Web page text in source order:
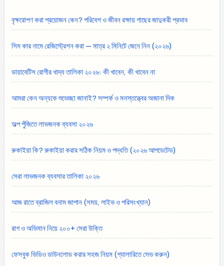
বৃক্ষরোপণ করা প্রয়োজন কেন? পরিবেশ ও জীবন রক্ষায় গাছের জাদুকরী প্রভাব
সিম কার নামে রেজিস্ট্রেশন করা — মাত্র ২ মিনিটে জেনে নিন (২০২৬)
ডায়াবেটিস রোগীর খাদ্য তালিকা ২০২৬: কী খাবেন, কী খাবেন না
আমরা কেন অন্যকে শুভেচ্ছা জানাই? সম্পর্ক ও মনস্তত্ত্বের অজানা দিক
অল্প পুঁজিতে লাভজনক ব্যবসা ২০২৬
রুকাইয়া কি? রুকাইয়া করার সঠিক নিয়ম ও পদ্ধতি (২০২৬ আপডেটেড)
সেরা লাভজনক ব্যবসার তালিকা ২০২৬
আজ রাতে ব্রাজিল বনাম জাপান (সময়, লাইভ ও পরিসংখ্যান)
রাগ ও অভিমান নিয়ে ২০০+ সেরা উক্তি
ফেসবুক ভিডিও ডাউনলোড করার সহজ নিয়ম (গ্যালারিতে সেভ করুন)